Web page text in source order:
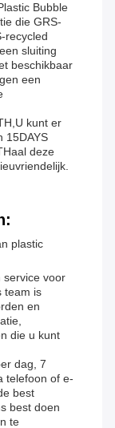
Bubble
die GRS-
recycled
sluiting
beschikbaar
een
kunt er
15DAYS
deze
plastic
service voor
team is
en
die u kunt
dag, 7
telefoon of e-
best
best doen
te